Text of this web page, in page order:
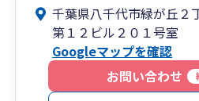
税金の節税はもちろん、経
率化もご提案いたします。
大規模法人での経理業務を
早期化、経理業務効率化、
などの経営実務でも貢献で
千葉県八千代市緑が丘２
第１２ビル２０１号室
Googleマップを確認
お問い合わせ